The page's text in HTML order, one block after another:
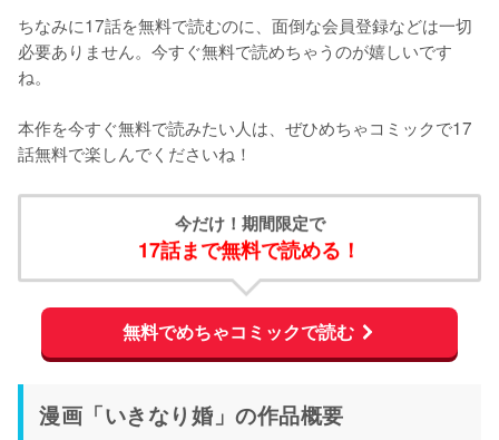
ちなみに17話を無料で読むのに、 面倒な会員登録などは一切
必要ありません。 今すぐ無料で読めちゃうのが嬉しいです
ね。
本作を今すぐ無料で読みたい人は、ぜひめちゃコミックで17
話無料で楽しんでくださいね！
今だけ！期間限定で
17話まで無料で読める！
無料でめちゃコミックで読む
漫画「いきなり婚」の作品概要